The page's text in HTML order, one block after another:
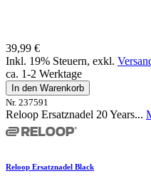
39,99 €
Inkl. 19% Steuern, exkl.
ca. 1-2 Werktage
In den Warenkorb
Nr. 237591
Reloop Ersatznadel 20 Years...
Reloop Ersatznadel Black